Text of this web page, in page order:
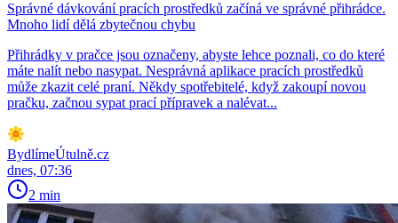
Správné dávkování pracích prostředků začíná ve správné přihrádce.
Mnoho lidí dělá zbytečnou chybu
Přihrádky v pračce jsou označeny, abyste lehce poznali, co do které
máte nalít nebo nasypat. Nesprávná aplikace pracích prostředků
může zkazit celé praní. Někdy spotřebitelé, když zakoupí novou
pračku, začnou sypat prací přípravek a nalévat...
BydlímeÚtulně.cz
dnes, 07:36
2 min